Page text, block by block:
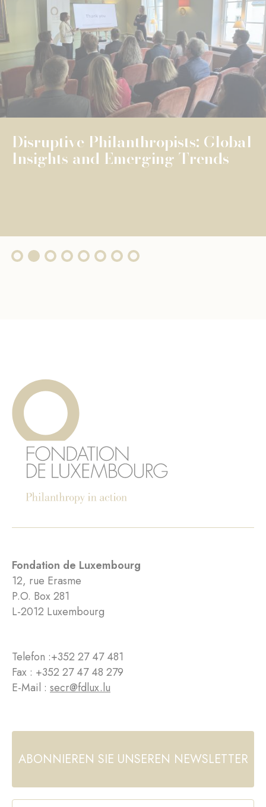
UNIVERSELLE BILDUNG
The Fondation de Luxembourg
surpasses €100 million in total
grants, wi...
Fondation de Luxembourg
12, rue Erasme
P.O. Box 281
L-2012 Luxembourg
Telefon :+352 27 47 481
Fax : +352 27 47 48 279
E-Mail : secr@fdlux.lu
ABONNIEREN SIE UNSEREN NEWSLETTER